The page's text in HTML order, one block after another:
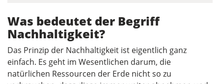
Was bedeutet der Begriff
Nachhaltigkeit?
Das Prinzip der Nachhaltigkeit ist eigentlich ganz
einfach. Es geht im Wesentlichen darum, die
natürlichen Ressourcen der Erde nicht so zu